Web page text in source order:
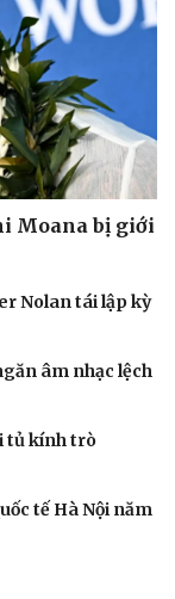
Moana bị giới
Nolan tái lập kỳ
âm nhạc lệch
tủ kính trò
tế Hà Nội năm